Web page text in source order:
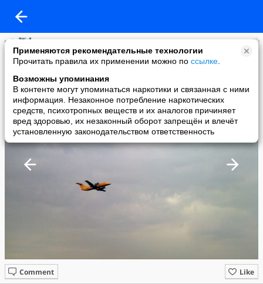
Применяются рекомендательные технологии
Прочитать правила их применении можно по ссылке
Возможны упоминания
В контенте могут упоминаться наркотики и связанная с ними
информация. Незаконное потребление наркотических
средств, психотропных веществ и их аналогов причиняет
вред здоровью, их незаконный оборот запрещён и влечёт
установленную законодательством ответственность
Вячеслав Юшин
added a photo
09 Nov в 16:16
Like
Comment